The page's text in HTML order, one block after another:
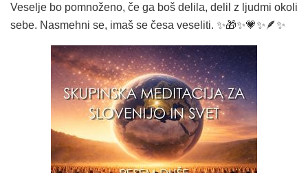
Veselje bo pomnoženo, če ga boš delila, delil z ljudmi okoli
sebe. Nasmehni se, imaš se česa veseliti. ✨️🎁✨️💗✨️🪶✨️